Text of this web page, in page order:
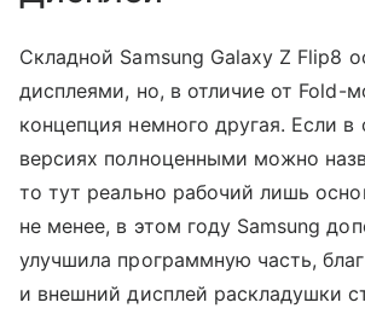
Складной Samsung Galaxy Z Flip8
дисплеями, но, в отличие от Fold-
концепция немного другая. Если в
версиях полноценными можно
то тут реально рабочий лишь
не менее, в этом году Samsung
улучшила программную часть,
и внешний дисплей раскладушки